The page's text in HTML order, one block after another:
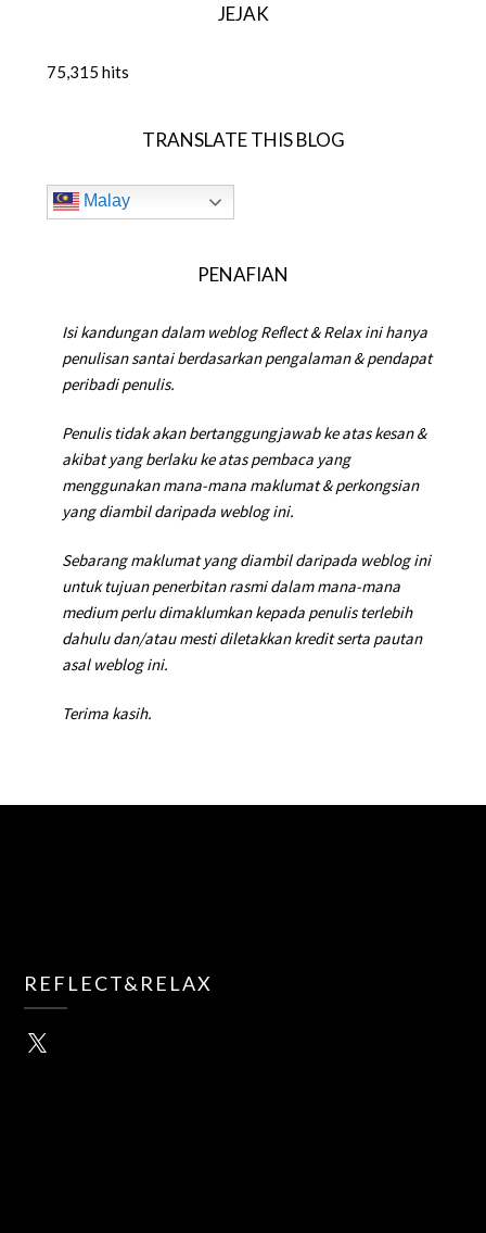
JEJAK
75,315 hits
TRANSLATE THIS BLOG
Malay
PENAFIAN
Isi kandungan dalam weblog Reflect & Relax ini hanya
penulisan santai berdasarkan pengalaman & pendapat
peribadi penulis.
Penulis tidak akan bertanggungjawab ke atas kesan &
akibat yang berlaku ke atas pembaca yang
menggunakan mana-mana maklumat & perkongsian
yang diambil daripada weblog ini.
Sebarang maklumat yang diambil daripada weblog ini
untuk tujuan penerbitan rasmi dalam mana-mana
medium perlu dimaklumkan kepada penulis terlebih
dahulu dan/atau mesti diletakkan kredit serta pautan
asal weblog ini.
Terima kasih.
REFLECT&RELAX
X